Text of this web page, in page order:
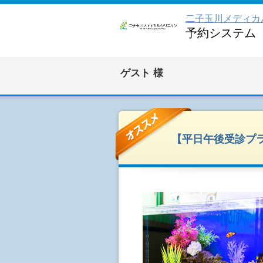
二子玉川メディ
予約システム
ゲスト 様
【平日午後受診